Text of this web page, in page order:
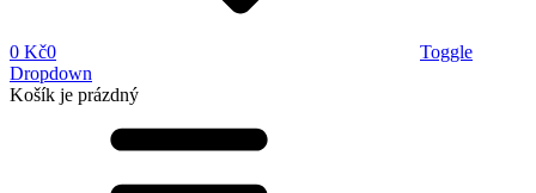
0 Kč0
Toggle
Dropdown
Košík je prázdný